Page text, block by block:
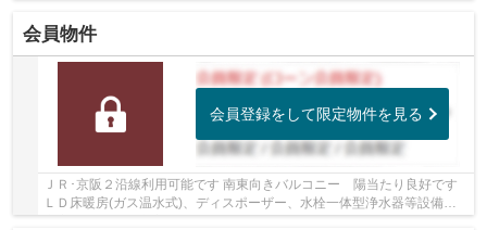
会員物件
会員登録をして限定物件を見る
ＪＲ･京阪２沿線利用可能です 南東向きバルコニー 陽当たり良好です
ＬＤ床暖房(ガス温水式)、ディスポーザー、水栓一体型浄水器等設備が
充実 共用施設も充実しています ウォークイン...